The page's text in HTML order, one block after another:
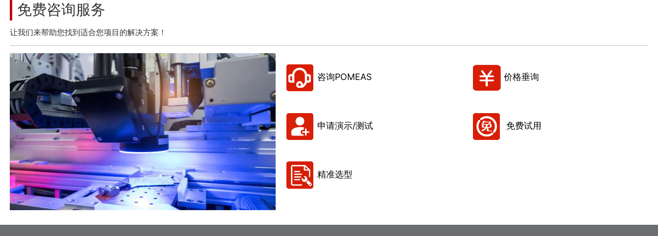
免费咨询服务
让我们来帮助您找到适合您项目的解决方案！
咨询POMEAS 价格垂询
申请演示/测试 免费试用
精准选型